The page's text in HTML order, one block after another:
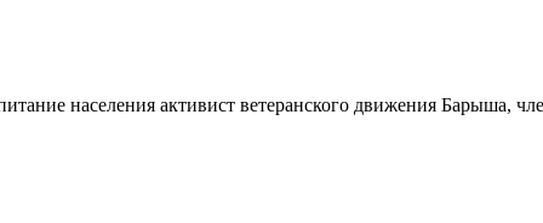
населения активист ветеранского движения Барыша,